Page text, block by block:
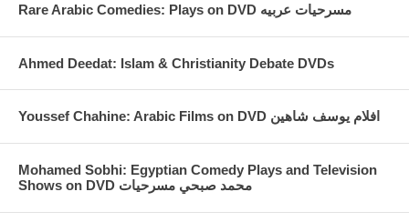
Rare Arabic Comedies: Plays on DVD مسرحيات عربيه
Ahmed Deedat: Islam & Christianity Debate DVDs
Youssef Chahine: Arabic Films on DVD افلام يوسف شاهين
Mohamed Sobhi: Egyptian Comedy Plays and Television
Shows on DVD محمد صبحي مسرحيات